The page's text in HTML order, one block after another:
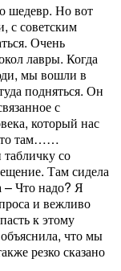
шедевр. Но вот
с советским
Очень
лавры. Когда
мы вошли в
подняться. Он
с
который нас
то там……
со
Там сидела
– Что надо? Я
и вежливо
к этому
что мы
резко сказано